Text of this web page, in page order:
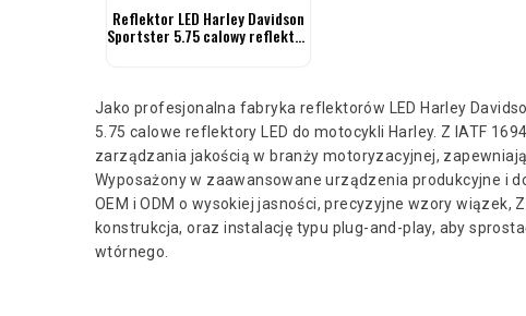
Reflektor LED Harley Davidson
Sportster 5.75 calowy reflektor
motocyklowy
Jako profesjonalna fabryka reflektorów LED Harley
5.75 calowe reflektory LED do motocykli Harley. Z IATF
zarządzania jakością w branży motoryzacyjnej,
Wyposażony w zaawansowane urządzenia produkcyjne i
OEM i ODM o wysokiej jasności, precyzyjne wzory wiązek,
konstrukcja, oraz instalację typu plug-and-play, aby
wtórnego.